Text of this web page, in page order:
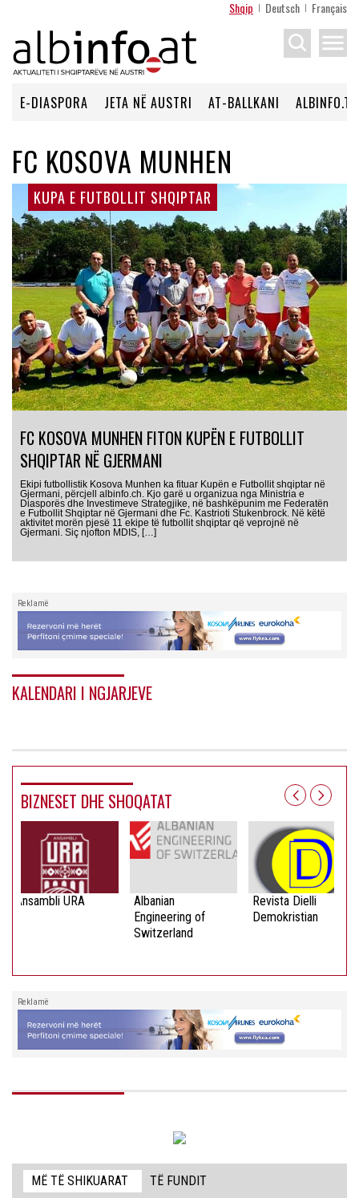
Shqip Deutsch Français
menu
E-DIASPORA JETA NË AUSTRI AT-BALLKANI ALBINFO.TV
FC KOSOVA MUNHEN
KUPA E FUTBOLLIT SHQIPTAR
FC KOSOVA MUNHEN FITON KUPËN E FUTBOLLIT
SHQIPTAR NË GJERMANI
Ekipi futbollistik Kosova Munhen ka fituar Kupën e Futbollit shqiptar në
Gjermani, përcjell albinfo.ch. Kjo garë u organizua nga Ministria e
Diasporës dhe Investimeve Strategjike, në bashkëpunim me Federatën
e Futbollit Shqiptar në Gjermani dhe Fc. Kastrioti Stukenbrock. Në këtë
aktivitet morën pjesë 11 ekipe të futbollit shqiptar që veprojnë në
Gjermani. Siç njofton MDIS, […]
Reklamë
KALENDARI I NGJARJEVE
BIZNESET DHE SHOQATAT
Ansambli URA
Albanian
Engineering of
Switzerland
Revista Dielli
Demokristian
Reklamë
MË TË SHIKUARAT TË FUNDIT